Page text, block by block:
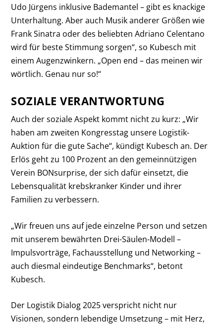
Udo Jürgens inklusive Bademantel – gibt es knackige
Unterhaltung. Aber auch Musik anderer Größen wie
Frank Sinatra oder des beliebten Adriano Celentano
wird für beste Stimmung sorgen“, so Kubesch mit
einem Augenzwinkern. „Open end – das meinen wir
wörtlich. Genau nur so!“
SOZIALE VERANTWORTUNG
Auch der soziale Aspekt kommt nicht zu kurz: „Wir
haben am zweiten Kongresstag unsere Logistik-
Auktion für die gute Sache“, kündigt Kubesch an. Der
Erlös geht zu 100 Prozent an den gemeinnützigen
Verein BONsurprise, der sich dafür einsetzt, die
Lebensqualität krebskranker Kinder und ihrer
Familien zu verbessern.
„Wir freuen uns auf jede einzelne Person und setzen
mit unserem bewährten Drei-Säulen-Modell –
Impulsvorträge, Fachausstellung und Networking –
auch diesmal eindeutige Benchmarks“, betont
Kubesch.
Der Logistik Dialog 2025 verspricht nicht nur
Visionen, sondern lebendige Umsetzung – mit Herz,